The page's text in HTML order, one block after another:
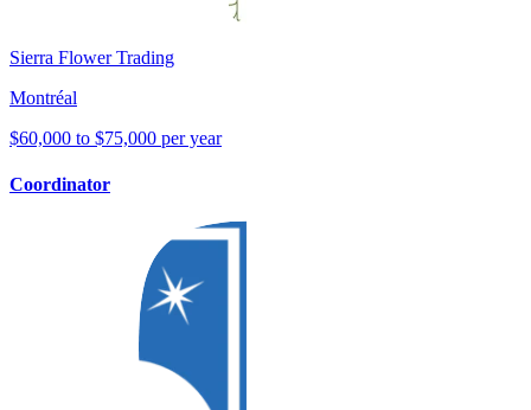
Sierra Flower Trading
Montréal
$60,000 to $75,000 per year
Coordinator